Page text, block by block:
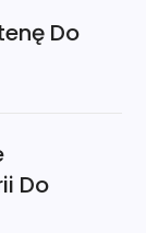
Do
Do